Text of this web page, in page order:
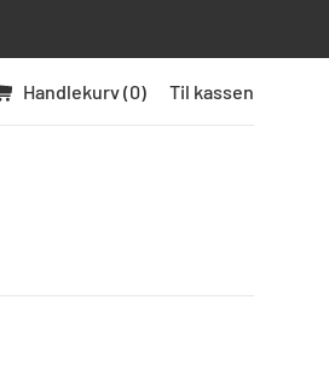
Handlekurv (0) Til kassen